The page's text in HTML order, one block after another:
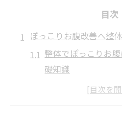
目次
ぽっこりお腹改善へ整
整体でぽっこりお
礎知識
骨盤矯正と整体を